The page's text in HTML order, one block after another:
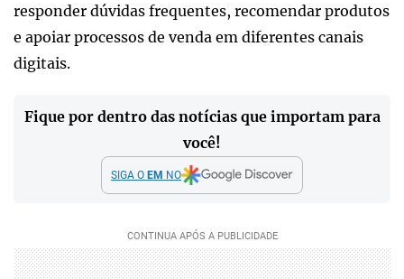
responder dúvidas frequentes, recomendar produtos
e apoiar processos de venda em diferentes canais
digitais.
Fique por dentro das notícias que importam para
você!
SIGA O EM NO